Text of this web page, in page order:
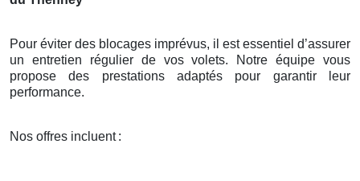
Pour éviter des blocages imprévus, il est essentiel d’assurer
un entretien régulier de vos volets. Notre équipe vous
propose des prestations adaptés pour garantir leur
performance.
Nos offres incluent :